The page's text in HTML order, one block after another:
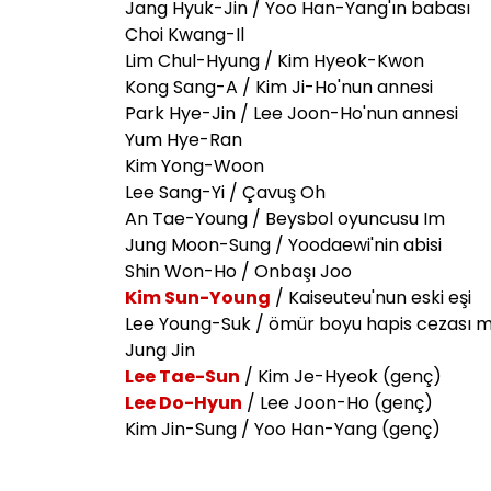
Jang Hyuk-Jin / Yoo Han-Yang'ın babası
Choi Kwang-Il
Lim Chul-Hyung / Kim Hyeok-Kwon
Kong Sang-A / Kim Ji-Ho'nun annesi
Park Hye-Jin / Lee Joon-Ho'nun annesi
Yum Hye-Ran
Kim Yong-Woon
Lee Sang-Yi / Çavuş Oh
An Tae-Young / Beysbol oyuncusu Im
Jung Moon-Sung / Yoodaewi'nin abisi
Shin Won-Ho / Onbaşı Joo
Kim Sun-Young / Kaiseuteu'nun eski eşi
Lee Young-Suk / ömür boyu hapis cezası
Jung Jin
Lee Tae-Sun / Kim Je-Hyeok (genç)
Lee Do-Hyun / Lee Joon-Ho (genç)
Kim Jin-Sung / Yoo Han-Yang (genç)